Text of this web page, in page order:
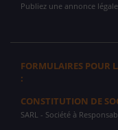
Publiez une annonce
FORMULAIRES POUR
:
CONSTITUTION DE
SARL - Société à